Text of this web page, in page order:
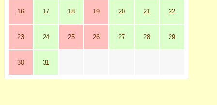
16 17 18 19 20 21 22
23 24 25 26 27 28 29
30 31